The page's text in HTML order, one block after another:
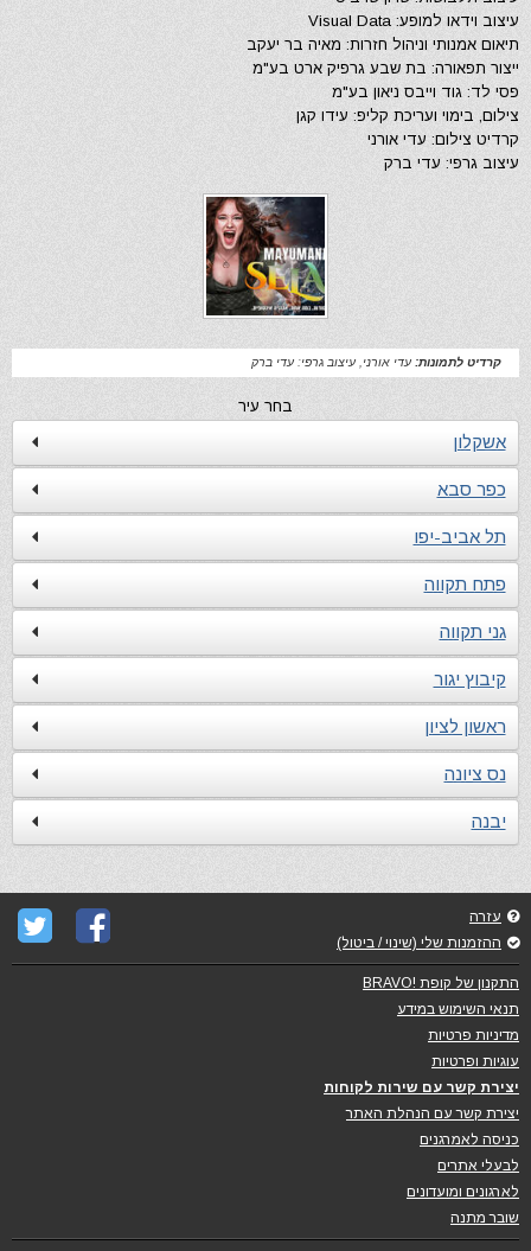
עיצוב וידאו למופע: Visual Data
תיאום אמנותי וניהול חזרות: מאיה בר יעקב
ייצור תפאורה: בת שבע גרפיק ארט בע"מ
פסי לד: גוד וייבס ניאון בע"מ
צילום, בימוי ועריכת קליפ: עידו קגן
קרדיט צילום: עדי אורני
עיצוב גרפי: עדי ברק
קרדיט לתמונות: עדי אורני, עיצוב גרפי: עדי ברק
בחר עיר
אשקלון
כפר סבא
תל אביב-יפו
פתח תקווה
גני תקווה
קיבוץ יגור
ראשון לציון
נס ציונה
יבנה
עזרה
ההזמנות שלי (שינוי / ביטול)
התקנון של קופת !BRAVO
תנאי השימוש במידע
מדיניות פרטיות
עוגיות ופרטיות
יצירת קשר עם שירות לקוחות
יצירת קשר עם הנהלת האתר
כניסה לאמרגנים
לבעלי אתרים
לארגונים ומועדונים
שובר מתנה